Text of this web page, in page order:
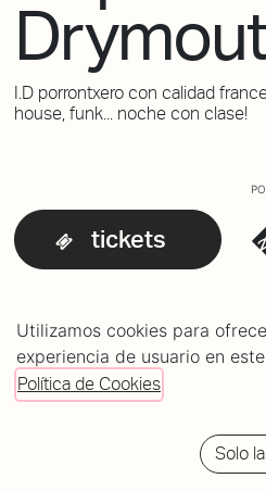
I.D porrontxero con calidad
house, funk... noche con clase!
tickets
Utilizamos cookies para
experiencia de usuario en
Política de Cookies
Solo